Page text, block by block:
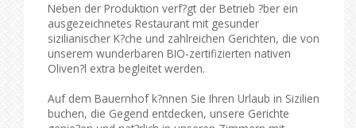
Neben der Produktion verf?gt der Betrieb ?ber ein
ausgezeichnetes Restaurant mit gesunder
sizilianischer K?che und zahlreichen Gerichten, die von
unserem wunderbaren BIO-zertifizierten nativen
Oliven?l extra begleitet werden.
Auf dem Bauernhof k?nnen Sie Ihren Urlaub in Sizilien
buchen, die Gegend entdecken, unsere Gerichte